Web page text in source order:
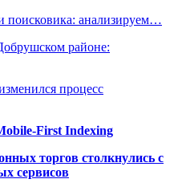
поисковика: анализируем…
районе:
процесс
First Indexing
торгов столкнулись с
сервисов